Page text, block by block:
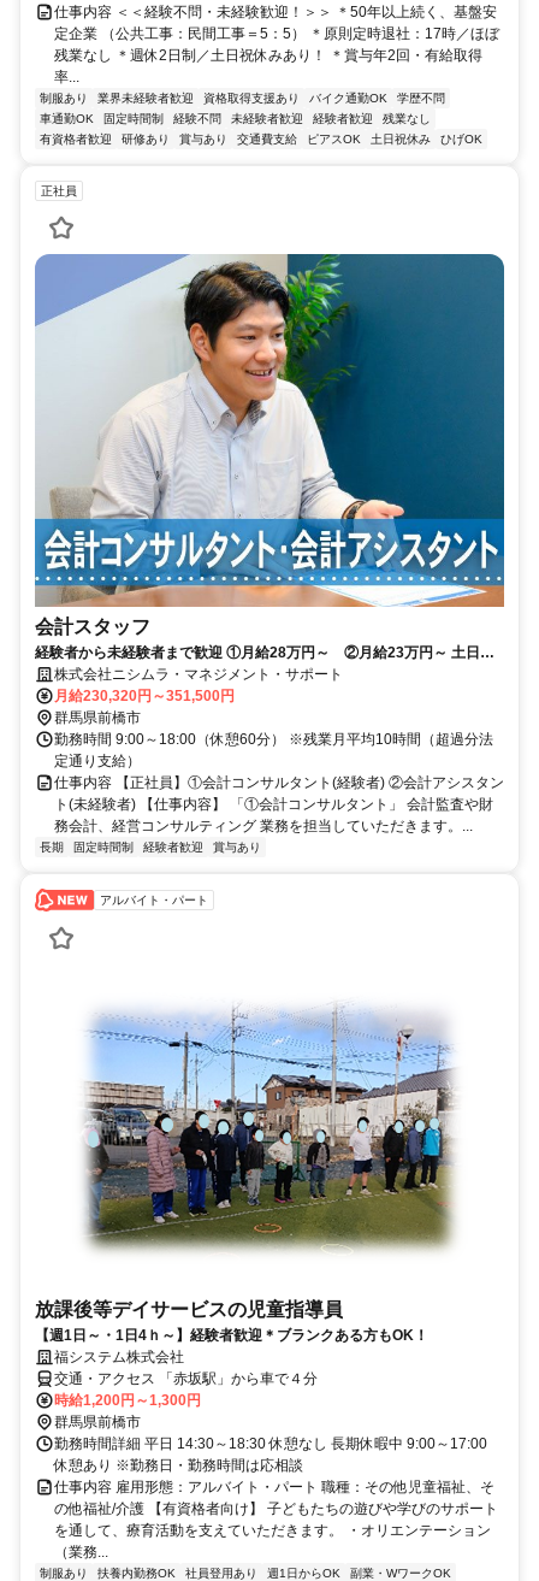
仕事内容 ＜＜経験不問・未経験歓迎！＞＞ ＊50年以上続く、基盤安
定企業 （公共工事：民間工事＝5：5） ＊原則定時退社：17時／ほぼ
残業なし ＊週休2日制／土日祝休みあり！ ＊賞与年2回・有給取得
率...
制服あり 業界未経験者歓迎 資格取得支援あり バイク通勤OK
学歴不問
車通勤OK
固定時間制 経験不問 未経験者歓迎 経験者歓迎
残業なし
有資格者歓迎
研修あり 賞与あり 交通費支給 ピアスOK 土日祝休み ひげOK
正社員
会計スタッフ
経験者から未経験者まで歓迎 ①月給28万円～ ②月給23万円～ 土日祝
休み・年間休日120日以上
株式会社ニシムラ・マネジメント・サポート
月給230,320円～351,500円
群馬県前橋市
勤務時間 9:00～18:00（休憩60分） ※残業月平均10時間（超過分法
定通り支給）
仕事内容 【正社員】①会計コンサルタント(経験者) ②会計アシスタン
ト(未経験者) 【仕事内容】 「①会計コンサルタント」 会計監査や財
務会計、経営コンサルティング 業務を担当していただきます。...
長期 固定時間制 経験者歓迎 賞与あり
アルバイト・パート
放課後等デイサービスの児童指導員
【週1日～・1日4ｈ～】経験者歓迎＊ブランクある方もOK！
福システム株式会社
交通・アクセス 「赤坂駅」から車で４分
時給1,200円～1,300円
群馬県前橋市
勤務時間詳細 平日 14:30～18:30 休憩なし 長期休暇中 9:00～17:00
休憩あり ※勤務日・勤務時間は応相談
仕事内容 雇用形態：アルバイト・パート 職種：その他児童福祉、そ
の他福祉/介護 【有資格者向け】 子どもたちの遊びや学びのサポート
を通して、療育活動を支えていただきます。 ・オリエンテーション
（業務...
制服あり 扶養内勤務OK 社員登用あり 週1日からOK
副業・WワークOK